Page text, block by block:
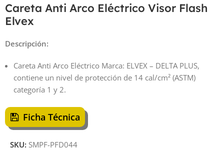
Careta Anti Arco Eléctrico Visor Flash
Elvex
Descripción:
Careta Anti Arco Eléctrico Marca: ELVEX – DELTA PLUS,
contiene un nivel de protección de 14 cal/cm² (ASTM)
categoría 1 y 2.
Ficha Técnica
SKU: SMPF-PFD044